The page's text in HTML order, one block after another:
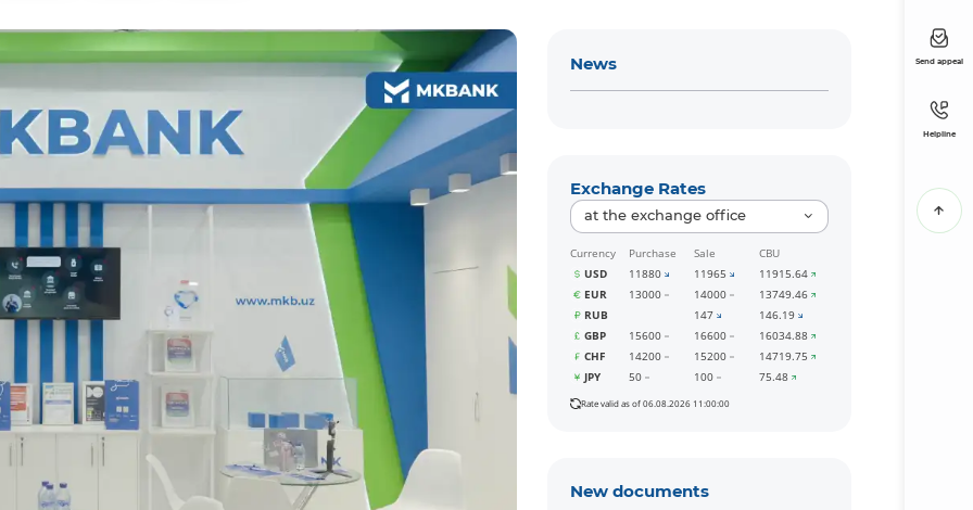
News
Exchange Rates
at the exchange office
Currency Purchase Sale
CBU
USD
11880 11965
11915.64
EUR
13000 14000
13749.46
RUB
147
146.19
GBP
15600 16600
16034.88
CHF
14200 15200
14719.75
JPY
50 100 75.48
Rate valid as of 06.08.2026 11:00:00
New documents
Send appeal
Helpline